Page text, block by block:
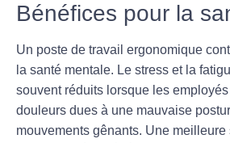
Bénéfices pour la
Un poste de travail ergonomique
la santé mentale. Le stress et la
souvent réduits lorsque les
douleurs dues à une mauvaise
mouvements gênants. Une meilleure